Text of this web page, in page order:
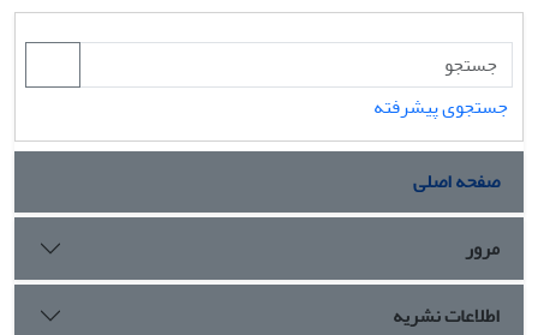
جستجوی پیشرفته
صفحه اصلی
مرور
اطلاعات نشریه